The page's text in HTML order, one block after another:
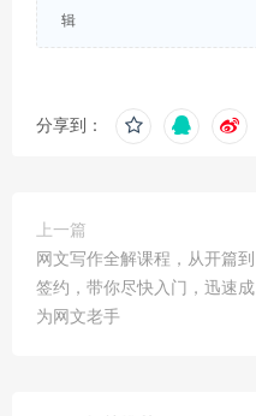
辑
分享到：
上一篇
网文写作全解课程，从开篇到
签约，带你尽快入门，迅速成
为网文老手